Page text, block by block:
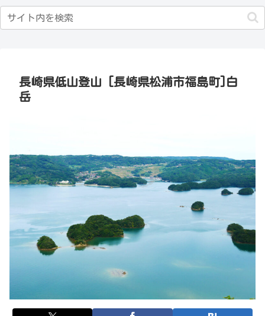
長崎県低山登山 [長崎県松浦市福島町]白
岳